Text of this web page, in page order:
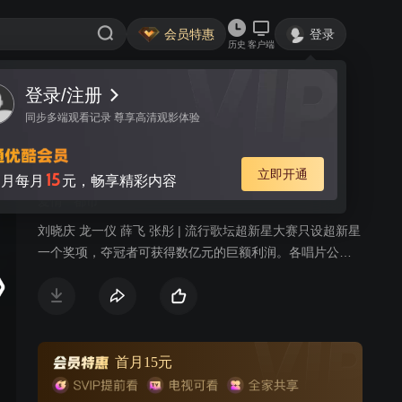
会员特惠
历史 客户端
登录
登录/注册
同步多端观看记录 尊享高清观影体验
月每月 15元，畅享精彩内容 立即开通
视频 讨论
281封信
刘晓庆 龙一仪 薛飞 张彤 | 流行歌坛超新星大赛只设超新星
一个奖项，夺冠者可获得数亿元的巨额利润。各唱片公司
气排行榜上遥遥领先。 疯狂迷恋于枫的小歌迷关晓霞
一系列变故后，关晓霞来到于枫所在的星梦公司做了企
宣。星梦的老总方美慧正是聚星堂老总尹之华的前妻，方
首月15元